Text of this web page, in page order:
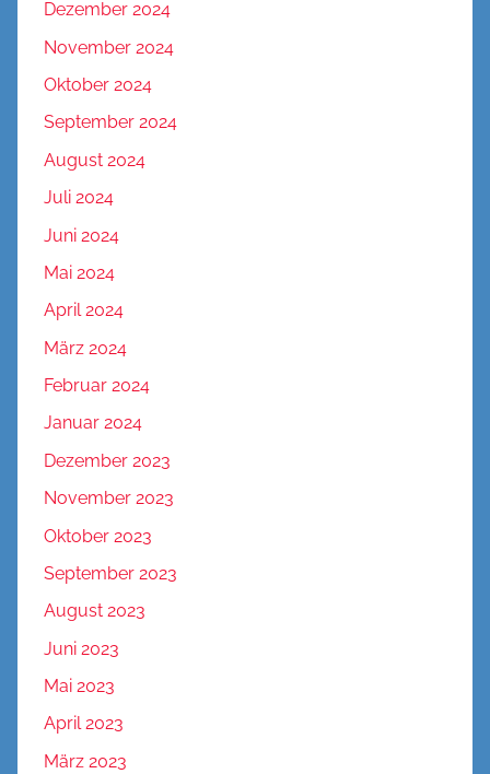
Dezember 2024
November 2024
Oktober 2024
September 2024
August 2024
Juli 2024
Juni 2024
Mai 2024
April 2024
März 2024
Februar 2024
Januar 2024
Dezember 2023
November 2023
Oktober 2023
September 2023
August 2023
Juni 2023
Mai 2023
April 2023
März 2023